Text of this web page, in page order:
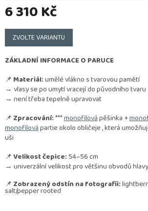
6 310 Kč
Měrná
cena:
ZVOLTE VARIANTU
ZÁKLADNÍ INFORMACE O PARUCE
📌 Materiál:umělé vlákno s tvarovou pamětí
→ vlasy se po umytí vracejí do původního tvaru
→ není třeba tepelně upravovat
📌 Zpracování:***monofilovápěšinka +
monofilovápartie okolo obličeje , která
uši
📌Velikost čepice: 54–56 cm
→ univerzální velikost pro většinu obvodů hlavy
📌 Zobrazený odstín na fotografii:
salt/pepper rooted